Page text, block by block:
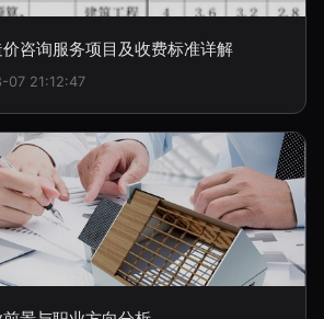
咨询服务项目及收费标准详解
07 21:12:47